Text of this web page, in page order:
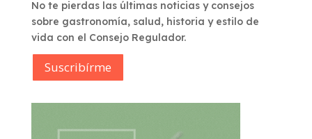
No te pierdas las últimas noticias y consejos
sobre gastronomía, salud, historia y estilo de
vida con el Consejo Regulador.
Suscribírme